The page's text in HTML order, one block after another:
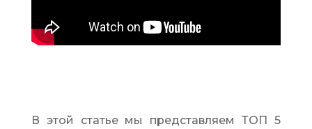
В этой статье мы представляем ТОП 5